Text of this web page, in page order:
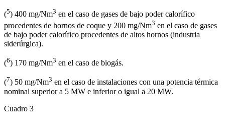
(5) 400 mg/Nm3 en el caso de gases de bajo poder calorífico
procedentes de hornos de coque y 200 mg/Nm3 en el caso de gases
de bajo poder calorífico procedentes de altos hornos (industria
siderúrgica).
(6) 170 mg/Nm3 en el caso de biogás.
(7) 50 mg/Nm3 en el caso de instalaciones con una potencia térmica
nominal superior a 5 MW e inferior o igual a 20 MW.
Cuadro 3